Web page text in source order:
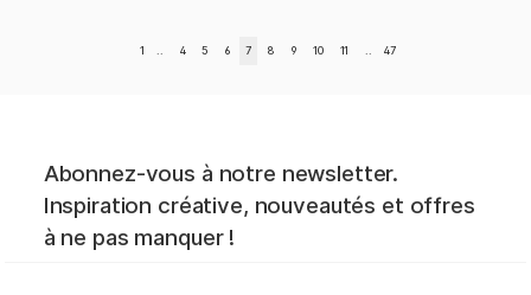
1 4 5 6 7 8 9 10 11 47
Abonnez-vous à notre newsletter.
Inspiration créative, nouveautés et offres
à ne pas manquer !